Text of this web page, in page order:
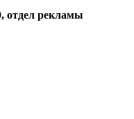
отдел рекламы